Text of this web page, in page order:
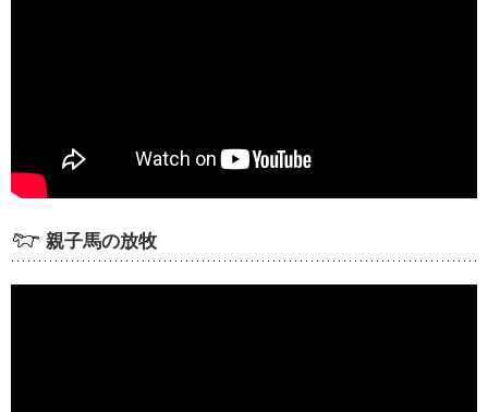
親子馬の放牧